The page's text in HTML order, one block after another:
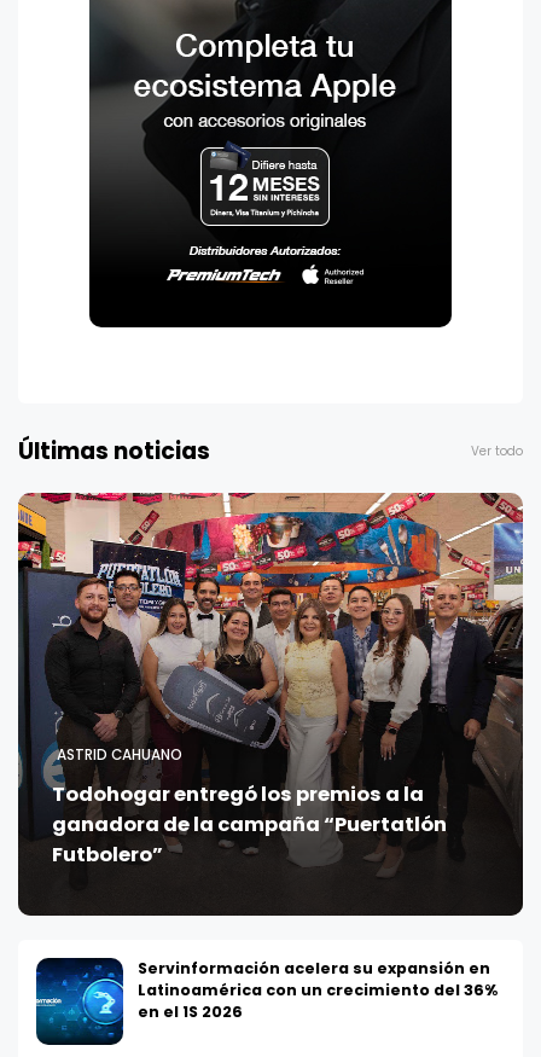
Últimas noticias Ver todo
ASTRID CAHUANO
Todohogar entregó los premios a la
ganadora de la campaña “Puertatlón
Futbolero”
Servinformación acelera su expansión en
Latinoamérica con un crecimiento del 36%
en el 1S 2026